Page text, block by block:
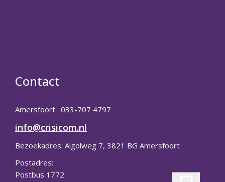
Contact
Amersfoort : 033-707 4797
info@crisicom.nl
Bezoekadres: Algolweg 7, 3821 BG Amersfoort
Postadres:
Postbus 1772